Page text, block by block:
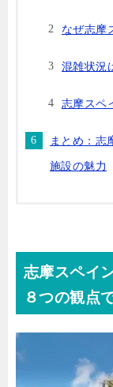
なぜ志摩
混雑状況
志摩スペ
まとめ：志
施設の魅力
志摩スペイ
８つの観点